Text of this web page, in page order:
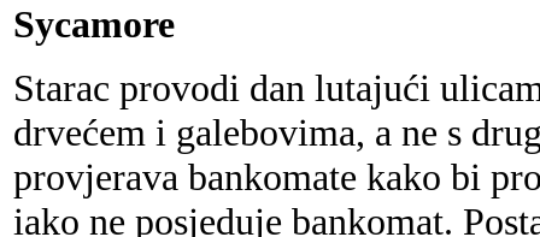
Sycamore
Starac provodi dan lutajući
drvećem i galebovima, a ne s
provjerava bankomate kako bi
iako ne posjeduje bankomat.